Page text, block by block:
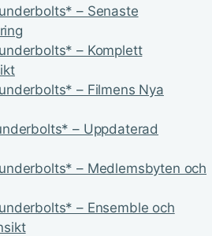
– Senaste
– Komplett
– Filmens Nya
– Uppdaterad
– Medlemsbyten och
– Ensemble och